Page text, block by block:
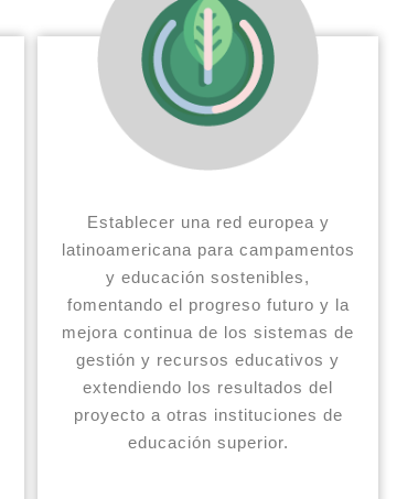
Establecer una red europea y
latinoamericana para campamentos
y educación sostenibles,
fomentando el progreso futuro y la
mejora continua de los sistemas de
gestión y recursos educativos y
extendiendo los resultados del
proyecto a otras instituciones de
educación superior.